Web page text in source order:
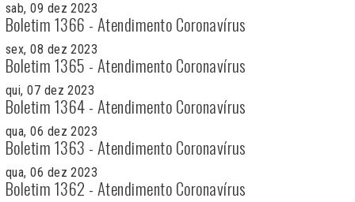
sab, 09 dez 2023
Boletim 1366 - Atendimento Coronavírus
sex, 08 dez 2023
Boletim 1365 - Atendimento Coronavírus
qui, 07 dez 2023
Boletim 1364 - Atendimento Coronavírus
qua, 06 dez 2023
Boletim 1363 - Atendimento Coronavírus
qua, 06 dez 2023
Boletim 1362 - Atendimento Coronavírus